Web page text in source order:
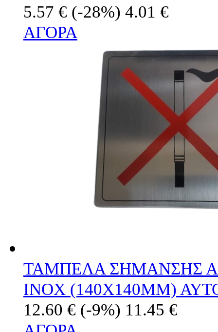
5.57 € (-28%) 4.01 €
ΑΓΟΡΑ
ΤΑΜΠΕΛΑ ΣΗΜΑΝΣΗΣ
ΙΝΟΧ (140Χ140ΜΜ)
12.60 € (-9%) 11.45 €